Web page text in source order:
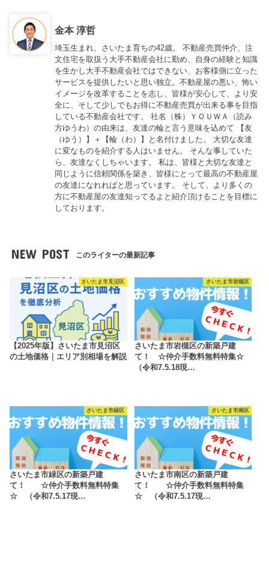
金本 淳哲
埼玉生まれ、さいたま育ちの42歳。 不動産売買仲介、注
文住宅を取扱う大手不動産会社に勤め、自身の経験と知識
を生かし大手不動産会社ではできない、お客様側に立った
サービスを提供したいと思い独立。不動産屋の悪い、怖い
イメージを改革することを志し、皆様が安心して、より安
全に、そして少しでもお得に不動産売買が出来る事を目指
している不動産会社です。 社名（株）ＹＯＵＷＡ（読み
方ゆうわ）の由来は、友達の輪と言う意味を込めて 【友
（ゆう）】＋【輪（わ）】と名付けました。 大切な友達
に変なものを紹介する人はいません。 そんな事していた
ら、友達なくしちゃいます。 私は、皆様と大切な友達と
同じように信頼関係を築き、皆様にとって最高の不動産屋
の友達になれればと思っています。 そして、より多くの
方に不動産屋の友達知ってるよと紹介頂けることを目標に
しております。
NEW POST このライターの最新記事
さいたま市見沼区
【2025年版】さいたま市見沼区
の土地価格｜エリア別相場を解説
さいたま市岩槻区
さいたま市岩槻区の新築戸建
て！ ☆仲介手数料無料特集☆
（令和7.5.18現…
さいたま市緑区
さいたま市緑区の新築戸建
て！ ☆仲介手数料無料特集
☆ （令和7.5.17現…
さいたま市南区
さいたま市南区の新築戸建
て！ ☆仲介手数料無料特集
☆ （令和7.5.17現…